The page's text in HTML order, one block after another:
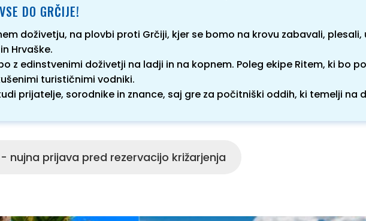
DO GRČIJE!
doživetju, na plovbi proti Grčiji, kjer se bomo na krovu zabavali,
Hrvaške.
z edinstvenimi doživetji na ladji in na kopnem. Poleg ekipe Ritem, ki bo
turističnimi vodniki.
prijatelje, sorodnike in znance, saj gre za počitniški oddih, ki temelji na
- nujna prijava pred rezervacijo križarjenja